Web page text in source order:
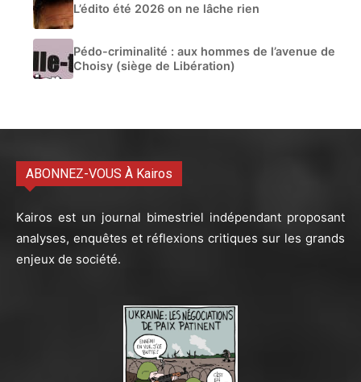
L’édito été 2026 on ne lâche rien
Pédo-criminalité : aux hommes de l’avenue de
Choisy (siège de Libération)
ABONNEZ-VOUS À Kairos
Kairos est un journal bimestriel indépendant proposant
analyses, enquêtes et réflexions critiques sur les grands
enjeux de société.